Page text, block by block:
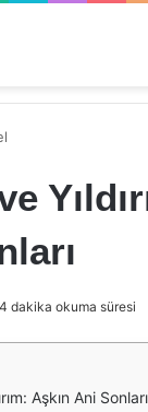
4 dakika okuma süresi
Aşkın Ani Sonları